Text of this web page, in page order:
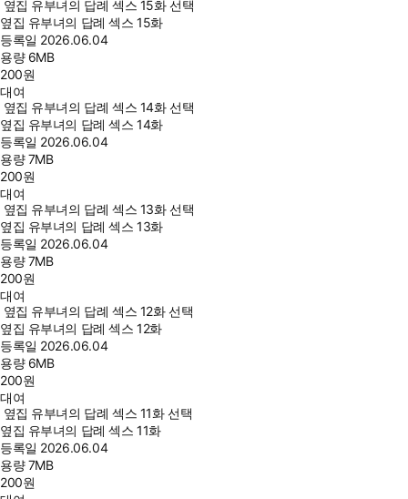
옆집 유부녀의 답례 섹스 15화 선택
옆집 유부녀의 답례 섹스 15화
등록일 2026.06.04
용량 6MB
200원
대여
옆집 유부녀의 답례 섹스 14화 선택
옆집 유부녀의 답례 섹스 14화
등록일 2026.06.04
용량7MB
200원
대여
옆집 유부녀의 답례 섹스 13화 선택
옆집 유부녀의 답례 섹스 13화
등록일 2026.06.04
용량7MB
200원
대여
옆집 유부녀의 답례 섹스 12화 선택
옆집 유부녀의 답례 섹스 12화
등록일 2026.06.04
용량 6MB
200원
대여
옆집 유부녀의 답례 섹스 11화 선택
옆집 유부녀의 답례 섹스 11화
등록일 2026.06.04
용량7MB
200원